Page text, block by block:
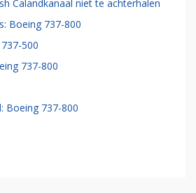
Calandkanaal niet te achterhalen
Boeing 737-800
500
737-800
Boeing 737-800